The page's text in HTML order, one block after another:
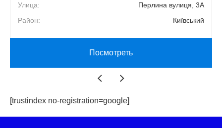
Улица:
Перлина вулиця, 3А
Район:
Київський
Посмотреть
[trustindex no-registration=google]